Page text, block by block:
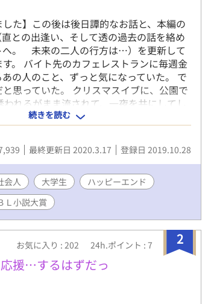
た】この後は後日譚的なお話と、本編の
との出逢い、そして透の過去の話を絡め
へ。 未来の二人の行方は…）を更新して
。 バイト先のカフェレストランに毎週金
の人のこと、ずっと気になっていた。 で
思っていた。 クリスマスイブに、公園で
れるがまま流されて、一夜を共にしてし
、その人が『男』だという事。 性に流され
当の恋に目覚めるお話。 （社会人×大学
写を含むページには『*』を付けてありま
続きを読む
最終更新日 2020.3.17 登録日 2019.10.28
会人 大学生
ハッピーエンド
Ｌ小説大賞
2
お気に入り : 202 24h.ポイント : 7
援…するはずだっ